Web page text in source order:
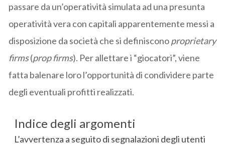
passare da un’operatività simulata ad una presunta
operatività vera con capitali apparentemente messi a
disposizione da società che si definisconoproprietary
firms(prop firms). Per allettare i “giocatori”, viene
fatta balenare loro l’opportunità di condividere parte
degli eventuali profitti realizzati.
Indice degli argomenti
L’avvertenza a seguito di segnalazioni degli utenti